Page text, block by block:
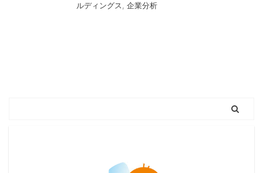
ルディングス
企業分析